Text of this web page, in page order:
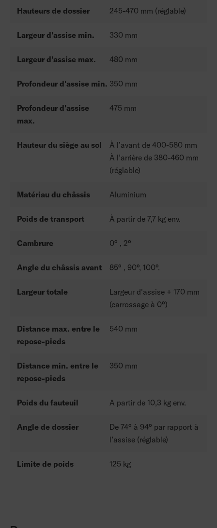
Hauteurs de dossier 245-470 mm (réglable)
Largeur d'assise min. 330 mm
Largeur d'assise max. 480 mm
Profondeur d'assise min. 350 mm
Profondeur d'assise
max.
475 mm
Hauteur du siège au sol
À l’avant de 400-580 mm
À l’arrière de 380-460 mm
(réglable)
Matériau du châssis Aluminium
Poids de transport À partir de 7,7 kg env.
Cambrure 0° , 2°
Angle du châssis avant 85° , 90°, 100°.
Largeur totale
Largeur d'assise + 170 mm
(carrossage à 0°)
Distance max. entre le
repose-pieds
540 mm
Distance min. entre le
repose-pieds
350 mm
Poids du fauteuil A partir de 10,3 kg env.
Angle de dossier
De 74° à 94° par rapport à
l’assise (réglable)
Limite de poids 125 kg